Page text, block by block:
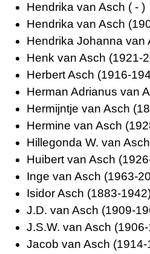
Hendrika van Asch ( - )
Hendrika van Asch
Hendrika Johanna van
Henk van Asch (1921-
Herbert Asch (1916-
Herman Adrianus van
Hermijntje van Asch
Hermine van Asch
Hillegonda W. van
Huibert van Asch
Inge van Asch (1963-
Isidor Asch (1883-
J.D. van Asch (1909-
J.S.W. van Asch
Jacob van Asch (1914-